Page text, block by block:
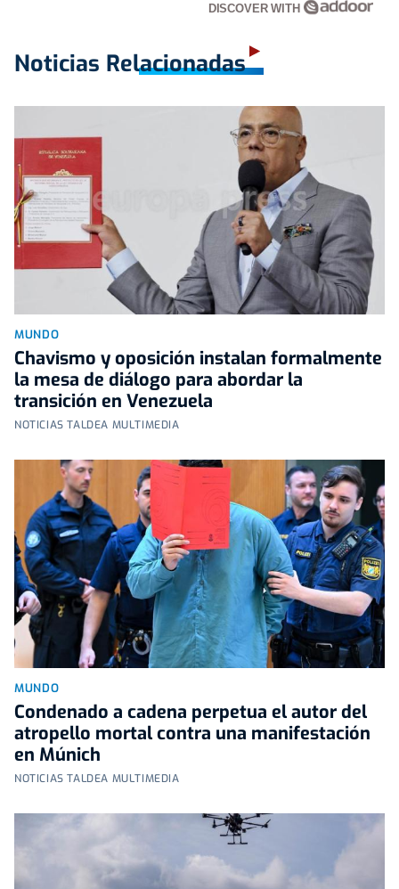
DISCOVER WITH
Noticias Relacionadas
MUNDO
Chavismo y oposición instalan formalmente
la mesa de diálogo para abordar la
transición en Venezuela
NOTICIAS TALDEA MULTIMEDIA
MUNDO
Condenado a cadena perpetua el autor del
atropello mortal contra una manifestación
en Múnich
NOTICIAS TALDEA MULTIMEDIA